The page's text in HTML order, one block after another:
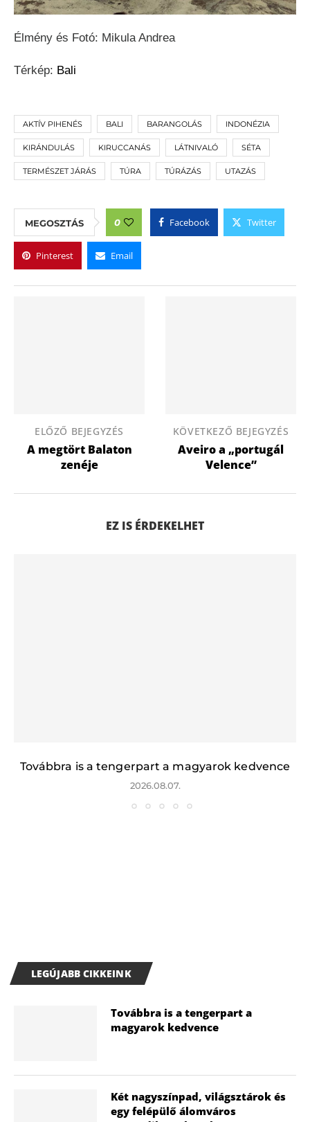
Élmény és Fotó: Mikula Andrea
Térkép: Bali
AKTÍV PIHENÉS BALI BARANGOLÁS INDONÉZIA
KIRÁNDULÁS KIRUCCANÁS LÁTNIVALÓ SÉTA
TERMÉSZET JÁRÁS TÚRA TÚRÁZÁS UTAZÁS
MEGOSZTÁS 0 Facebook Twitter
Pinterest Email
ELŐZŐ BEJEGYZÉS
A megtört Balaton
zenéje
KÖVETKEZŐ BEJEGYZÉS
Aveiro a „portugál
Velence”
EZ IS ÉRDEKELHET
Továbbra is a tengerpart a magyarok kedvence
2026.08.07.
LEGÚJABB CIKKEINK
Továbbra is a tengerpart a
magyarok kedvence
Két nagyszínpad, világsztárok és
egy felépülő álomváros